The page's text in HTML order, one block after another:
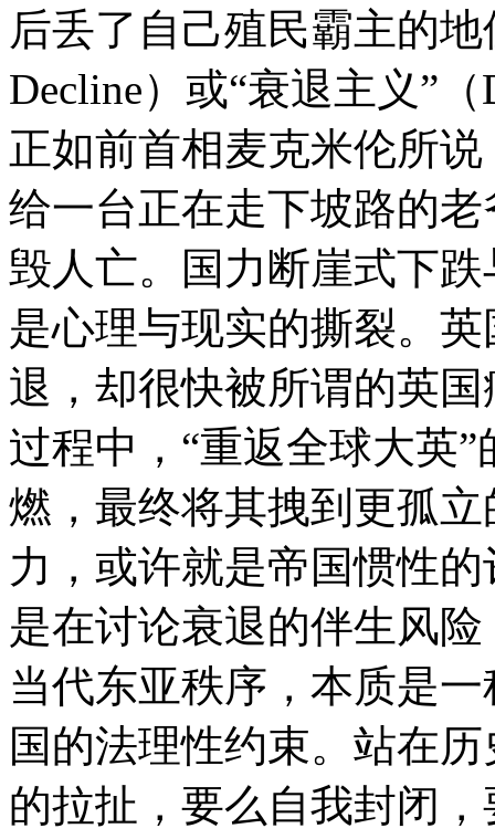
后丢了自己殖民霸主的地
Decline）或“衰退主义”
正如前首相麦克米伦所
给一台正在走下坡路的
毁人亡。国力断崖式下
是心理与现实的撕裂。
退，却很快被所谓的英
过程中，“重返全球大英
燃，最终将其拽到更孤
力，或许就是帝国惯性
是在讨论衰退的伴生风
当代东亚秩序，本质是
国的法理性约束。站在
的拉扯，要么自我封闭